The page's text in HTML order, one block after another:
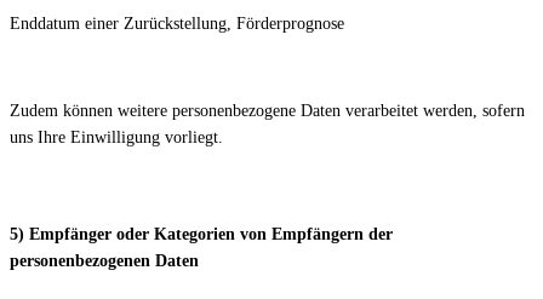
Enddatum einer Zurückstellung, Förderprognose
Zudem können weitere personenbezogene Daten verarbeitet werden, sofern
uns Ihre Einwilligung vorliegt.
5) Empfänger oder Kategorien von Empfängern der
personenbezogenen Daten